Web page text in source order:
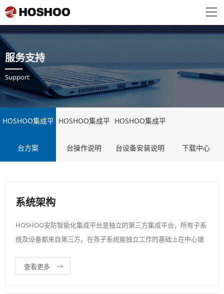
服务支持
Support
HOSHOO集成平
台方案
HOSHOO集成平
台操作说明
HOSHOO集成平
台设备安装说明 下载中心
系统架构
HOSHOO安防智能化集成平台是独立的第三方集成平台，所有子系
统及设备都来自第三方。在各子系统能独立工作的基础上在中心端
的事件、状态和数值，并反控子系统设备，以此为基础进行丰富的
查看更多